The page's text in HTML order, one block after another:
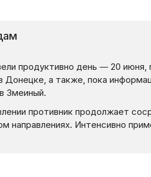
продуктивно день — 20 июня,
Донецке, а также, пока
Змеиный.
противник продолжает
направлениях. Интенсивно